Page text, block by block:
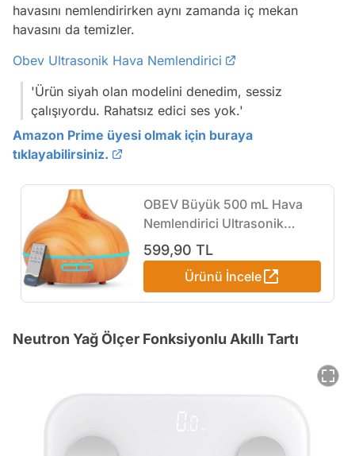
havasını nemlendirirken aynı zamanda iç mekan
havasını da temizler.
Obev Ultrasonik Hava Nemlendirici
'Ürün siyah olan modelini denedim, sessiz
çalışıyordu. Rahatsız edici ses yok.'
Amazon Prime üyesi olmak için buraya
tıklayabilirsiniz.
OBEV Büyük 500 mL Hava
Nemlendirici Ultrasonik
Ortam Nemlendirici Oda
Nemlendirici Işıklı Buharlı
Nemlendirici Ayarlanabilir
Zamanlayıcılı Otomatik
Nemlendirici Led Işıklı Buhar
599,90 TL
Ürünü İncele
Neutron Yağ Ölçer Fonksiyonlu Akıllı Tartı